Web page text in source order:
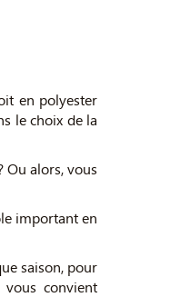
en polyester
le choix de la
Ou alors, vous
important en
saison, pour
vous convient